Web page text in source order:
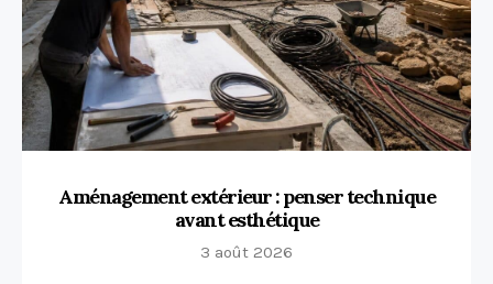
Aménagement extérieur : penser technique
avant esthétique
3 août 2026